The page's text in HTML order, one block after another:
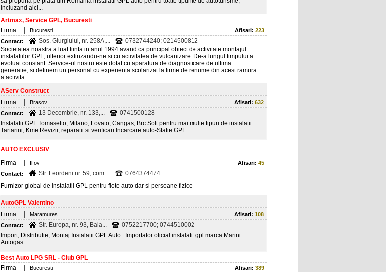
incluzand aici...
Artmax, Service GPL, Bucuresti
Firma
Bucuresti Afisari: 223
Contact:
Sos. Giurgiului, nr. 258A,...
0732744240; 0214500812
Societatea noastra a luat fiinta in anul 1994 avand ca principal obiect de activitate montajul
instalatiilor GPL, ulterior extinzandu-ne si cu activitatea de vulcanizare. De-a lungul timpului a
evoluat constant. Service-ul nostru este dotat cu aparatura de diagnosticare de ultima
generatie, si detinem un personal cu experienta scolarizat la firme de renume din acest ramura
a activita...
AServ Construct
Firma
Brasov Afisari: 632
Contact:
13 Decembrie, nr. 133,...
0741500128
Instalatii GPL Tomasetto, Milano, Lovato, Cangas, Brc Soft pentru mai multe tipuri de instalatii
Tartarini, Kme Revizii, reparatii si verificari Incarcare auto-Statie GPL
AUTO EXCLUSIV
Firma
Ilfov Afisari: 45
Contact:
Str. Leordeni nr. 59, com....
0764374474
Furnizor global de instalatii GPL pentru flote auto dar si persoane fizice
AutoGPL Valentino
Firma
Maramures Afisari: 108
Contact:
Str. Europa, nr. 93, Baia...
0752217700; 0744510002
Import, Distributie, Montaj Instalatii GPL Auto . Importator oficial instalatii gpl marca Marini
Autogas.
Best Auto LPG SRL - Club GPL
Firma
Bucuresti Afisari: 389